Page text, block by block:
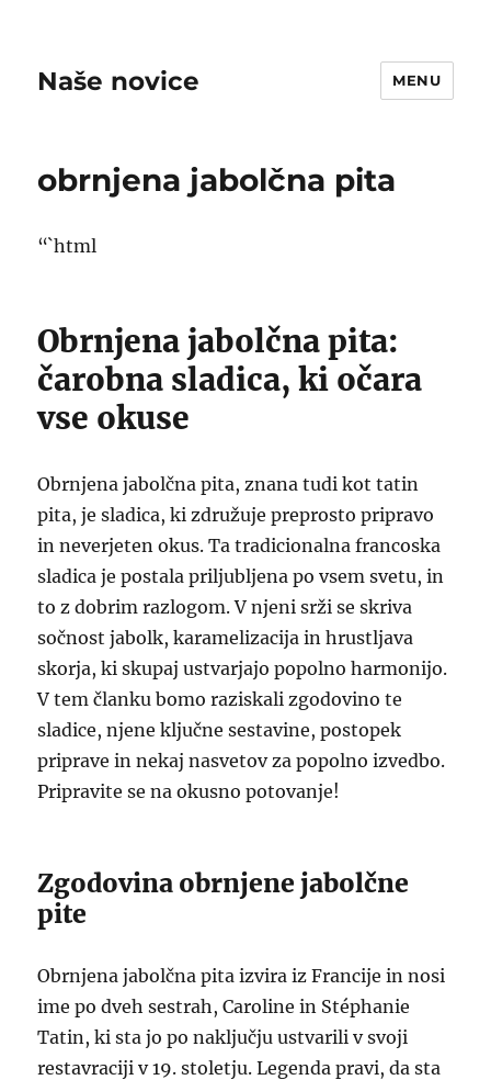
Naše novice MENU
obrnjena jabolčna pita
“`html
Obrnjena jabolčna pita:
čarobna sladica, ki očara
vse okuse
Obrnjena jabolčna pita, znana tudi kot tatin
pita, je sladica, ki združuje preprosto pripravo
in neverjeten okus. Ta tradicionalna francoska
sladica je postala priljubljena po vsem svetu, in
to z dobrim razlogom. V njeni srži se skriva
sočnost jabolk, karamelizacija in hrustljava
skorja, ki skupaj ustvarjajo popolno harmonijo.
V tem članku bomo raziskali zgodovino te
sladice, njene ključne sestavine, postopek
priprave in nekaj nasvetov za popolno izvedbo.
Pripravite se na okusno potovanje!
Zgodovina obrnjene jabolčne
pite
Obrnjena jabolčna pita izvira iz Francije in nosi
ime po dveh sestrah, Caroline in Stéphanie
Tatin, ki sta jo po naključju ustvarili v svoji
restavraciji v 19. stoletju. Legenda pravi, da sta